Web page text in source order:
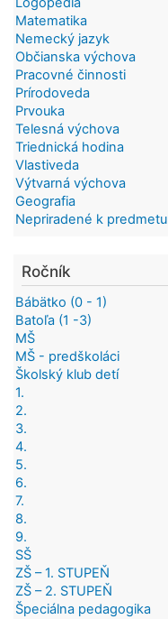
Matematika
Nemecký jazyk
Občianska výchova
Pracovné činnosti
Prírodoveda
Prvouka
Telesná výchova
Triednická hodina
Vlastiveda
Výtvarná výchova
Geografia
Nepriradené k predmetu
Ročník
Bábätko (0 - 1)
Batoľa (1 -3)
MŠ
MŠ - predškoláci
Školský klub detí
1.
2.
3.
4.
5.
6.
7.
8.
9.
SŠ
ZŠ – 1. STUPEŇ
ZŠ – 2. STUPEŇ
Špeciálna pedagogika